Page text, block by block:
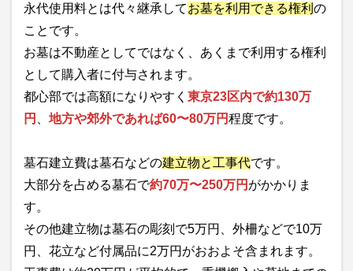
永代使用料とは代々継承してお墓を利用できる権利 の
ことです。
お墓は不動産としてではなく、あくまで利用する権利
として購入者に付与されます。
都心部では高額になりやすく 東京23区内で約130万
円
地方や郊外であれば60〜80万円程度です。
墓石建立費は墓石などの建立物と工事代です。
大部分を占める墓石で約70万〜250万円 がかかりま
す。
その他建立物は墓石の彫刻で5万円、外柵などで10万
円、花立など付属品に2万円がおおよそ含まれます。